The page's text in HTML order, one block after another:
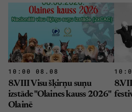
10:00 08.08
8.VIII Visu šķirņu suņu
izstāde "Olaines kauss 2026"
Olainē